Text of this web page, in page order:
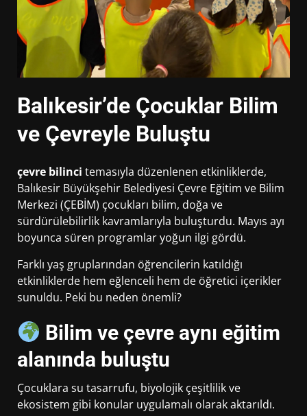
Balıkesir’de Çocuklar Bilim
ve Çevreyle Buluştu
çevre bilinci temasıyla düzenlenen etkinliklerde,
Balıkesir Büyükşehir Belediyesi Çevre Eğitim ve Bilim
Merkezi (ÇEBİM) çocukları bilim, doğa ve
sürdürülebilirlik kavramlarıyla buluşturdu. Mayıs ayı
boyunca süren programlar yoğun ilgi gördü.
Farklı yaş gruplarından öğrencilerin katıldığı
etkinliklerde hem eğlenceli hem de öğretici içerikler
sunuldu. Peki bu neden önemli?
Bilim ve çevre aynı eğitim
alanında buluştu
Çocuklara su tasarrufu, biyolojik çeşitlilik ve
ekosistem gibi konular uygulamalı olarak aktarıldı.